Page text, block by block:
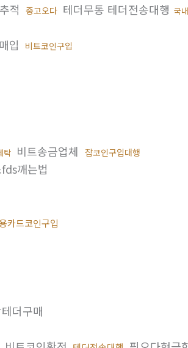
적 중고오다 테더무통 테더전송대행 국
입 비트코인구입
탁 비트송금업체 잡코인구입대행
깨는법
카드코인구입
더구매